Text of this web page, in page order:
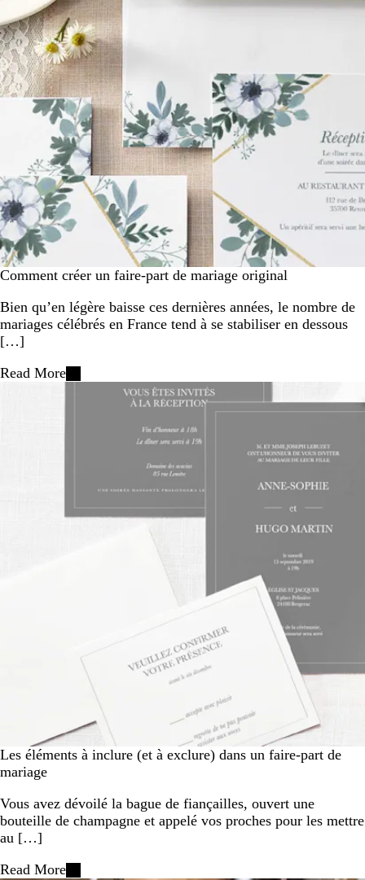
Comment créer un faire-part de mariage original
Bien qu’en légère baisse ces dernières années, le nombre de
mariages célébrés en France tend à se stabiliser en dessous
[…]
Read More
Les éléments à inclure (et à exclure) dans un faire-part de
mariage
Vous avez dévoilé la bague de fiançailles, ouvert une
bouteille de champagne et appelé vos proches pour les mettre
au […]
Read More